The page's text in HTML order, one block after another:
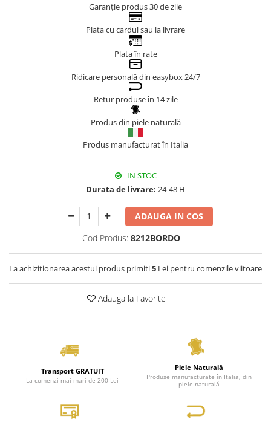
Garanție produs 30 de zile
Plata cu cardul sau la livrare
Plata în rate
Ridicare personală din easybox 24/7
Retur produse în 14 zile
Produs din piele naturală
Produs manufacturat în Italia
IN STOC
Durata de livrare: 24-48 H
ADAUGA IN COS
Cod Produs: 8212BORDO
La achizitionarea acestui produs primiti5 Lei pentru comenzile viitoare
Adauga la Favorite
Transport GRATUIT
La comenzi mai mari de 200 Lei
Piele Naturală
Produse manufacturate în Italia, din
piele naturală